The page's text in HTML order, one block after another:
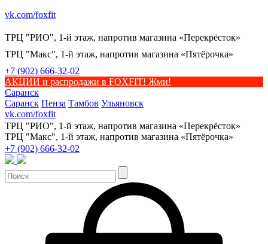
vk.com/foxfit
ТРЦ "РИО", 1-й этаж, напротив магазина «Перекрёсток»
ТРЦ "Макс", 1-й этаж, напротив магазина «Пятёрочка»
+7 (902) 666-32-02
АКЦИИ и распродажи в FOXFIT! Жми!
Саранск
Саранск Пенза Тамбов Ульяновск
vk.com/foxfit
ТРЦ "РИО", 1-й этаж, напротив магазина «Перекрёсток»
ТРЦ "Макс", 1-й этаж, напротив магазина «Пятёрочка»
+7 (902) 666-32-02